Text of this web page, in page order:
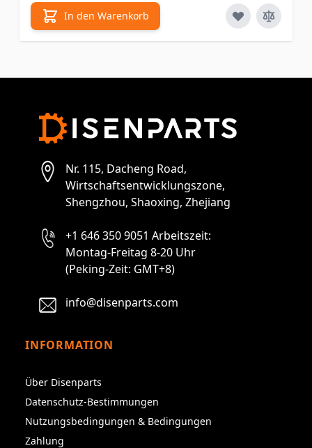
In den Warenkorb
Nr. 115, Dacheng Road,
Wirtschaftsentwicklungszone,
Shengzhou, Shaoxing, Zhejiang
+1 646 350 9051 Arbeitszeit:
Montag-Freitag 8-20 Uhr
(Peking-Zeit: GMT+8)
info@disenparts.com
INFORMATION
Über Disenparts
Datenschutz-Bestimmungen
Nutzungsbedingungen & Bedingungen
Zahlung